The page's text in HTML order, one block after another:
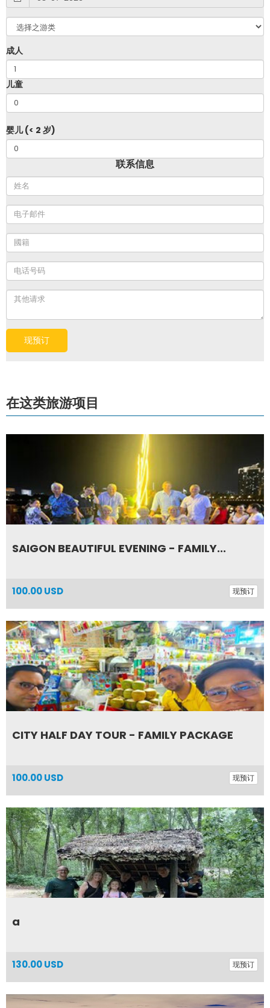
成人
儿童
婴儿 (< 2 岁)
联系信息
在这类旅游项目
SAIGON BEAUTIFUL EVENING - FAMILY...
100.00 USD 现预订
CITY HALF DAY TOUR - FAMILY PACKAGE
100.00 USD 现预订
a
130.00 USD 现预订